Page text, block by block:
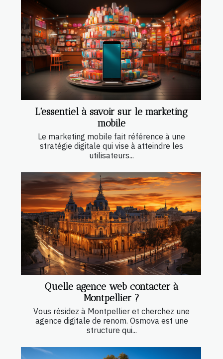
L'essentiel à savoir sur le marketing
mobile
Le marketing mobile fait référence à une
stratégie digitale qui vise à atteindre les
utilisateurs...
Quelle agence web contacter à
Montpellier ?
Vous résidez à Montpellier et cherchez une
agence digitale de renom. Osmova est une
structure qui...